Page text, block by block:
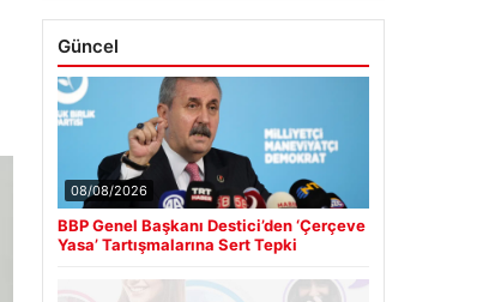
Güncel
08/08/2026
BBP Genel Başkanı Destici’den ‘Çerçeve
Yasa’ Tartışmalarına Sert Tepki